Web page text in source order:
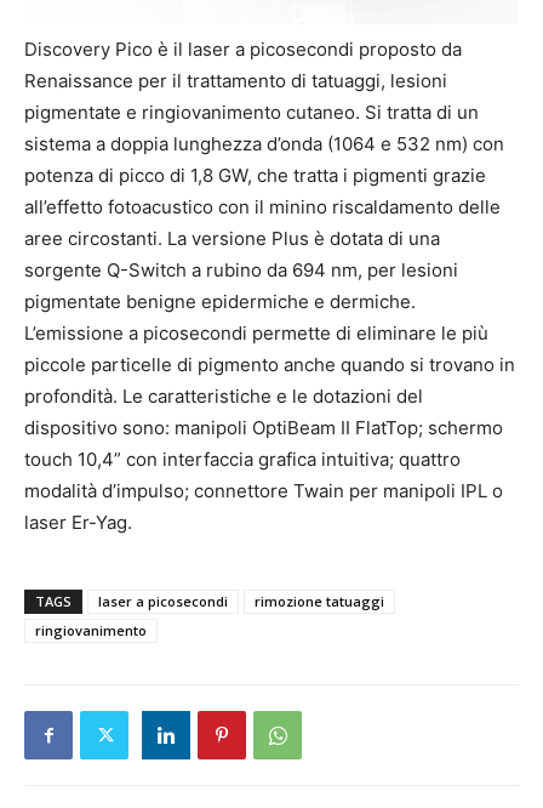
Discovery Pico è il laser a picosecondi proposto da
Renaissance per il trattamento di tatuaggi, lesioni
pigmentate e ringiovanimento cutaneo. Si tratta di un
sistema a doppia lunghezza d’onda (1064 e 532 nm) con
potenza di picco di 1,8 GW, che tratta i pigmenti grazie
all’effetto fotoacustico con il minino riscaldamento delle
aree circostanti. La versione Plus è dotata di una
sorgente Q-Switch a rubino da 694 nm, per lesioni
pigmentate benigne epidermiche e dermiche.
L’emissione a picosecondi permette di eliminare le più
piccole particelle di pigmento anche quando si trovano in
profondità. Le caratteristiche e le dotazioni del
dispositivo sono: manipoli OptiBeam II FlatTop; schermo
touch 10,4” con interfaccia grafica intuitiva; quattro
modalità d’impulso; connettore Twain per manipoli IPL o
laser Er-Yag.
TAGS laser a picosecondi
rimozione tatuaggi
ringiovanimento